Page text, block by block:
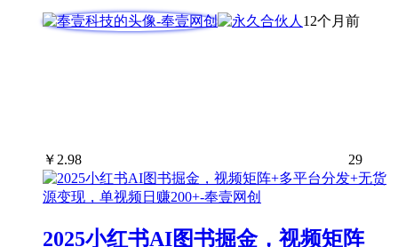
12个月前
￥ 2.98 29
2025小红书AI图书掘金，视频矩阵